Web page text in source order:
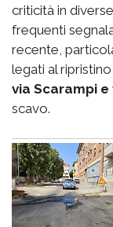
criticità in
frequenti
recente,
legati al
via Scarampi e
scavo.